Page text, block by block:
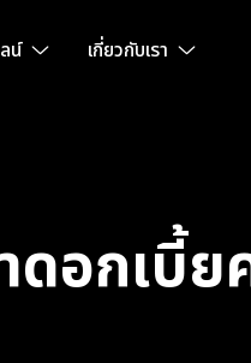
น์ เกี่ยวกับเรา
อกเบี้ย